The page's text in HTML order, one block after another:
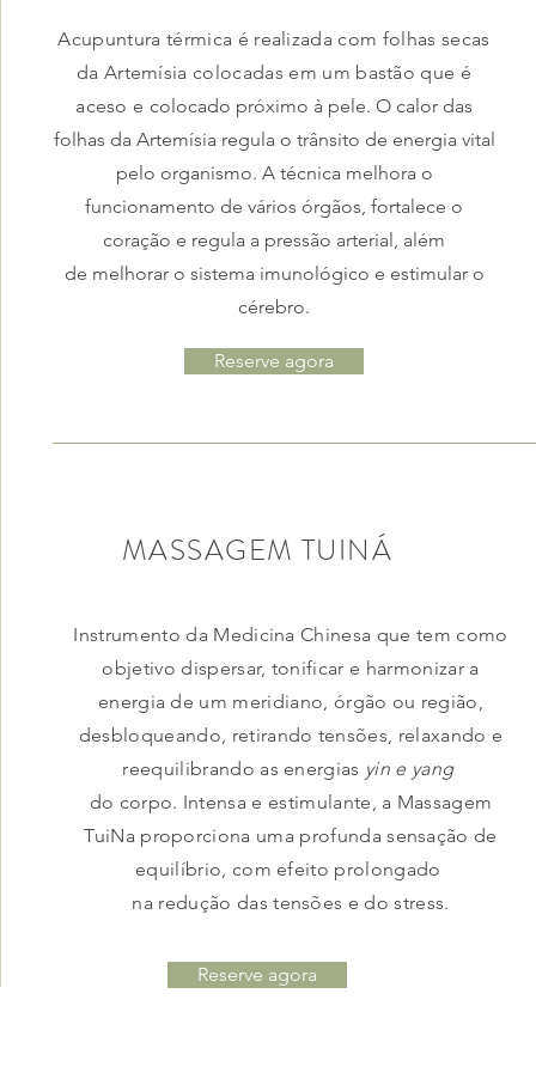
Acupuntura térmica é realizada com folhas secas
da Artemísia colocadas em um bastão que é
aceso e colocado próximo à pele. O calor das
folhas da Artemísia regula o trânsito de energia vital
pelo organismo. A técnica melhora o
funcionamento de vários órgãos, fortalece o
coração e regula a pressão arterial, além
de melhorar o sistema imunológico e estimular o
cérebro.
Reserve agora
MASSAGEM TUINÁ
Instrumento da Medicina Chinesa que tem como
objetivo dispersar, tonificar e harmonizar a
energia de um meridiano, órgão ou região,
desbloqueando, retirando tensões, relaxando e
reequilibrando as energias yin e yang
do corpo. Intensa e estimulante, a Massagem
TuiNa proporciona uma profunda sensação de
equilíbrio, com efeito prolongado
na redução das tensões e do stress.
Reserve agora